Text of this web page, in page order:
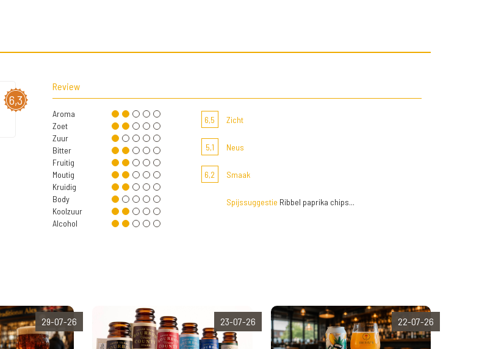
6,3
Review
Aroma
Zoet
Zuur
Bitter
Fruitig
Moutig
Kruidig
Body
Koolzuur
Alcohol
6,5 Zicht
5,1 Neus
6,2 Smaak
Spijssuggestie Ribbel paprika chips...
29-07-26 23-07-26 22-07-26